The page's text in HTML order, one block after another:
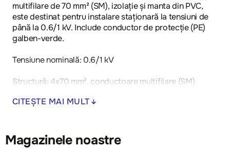
multifilare de 70 mm² (SM), izolație și manta din PVC,
este destinat pentru instalare staționară la tensiuni de
până la 0.6/1 kV. Include conductor de protecție (PE)
galben-verde.
Tensiune nominală: 0.6/1 kV
Structură: 4x70 mm², conductoare multifilare (SM)
Temperatura de operare: -5°C până la +70°C
cabluri
CITEȘTE MAI MULT
Magazinele noastre